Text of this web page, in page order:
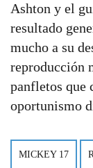
Ashton y el
resultado
mucho a su
reproducción
panfletos que
oportunismo
MICKEY 17